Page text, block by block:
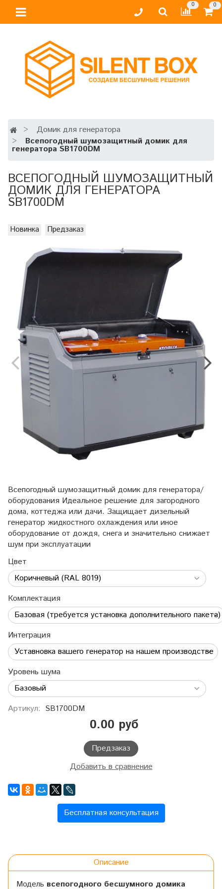
0 0
Домик для генератора
Всепогодный шумозащитный домик для
генератора SB1700DM
ВСЕПОГОДНЫЙ ШУМОЗАЩИТНЫЙ
ДОМИК ДЛЯ ГЕНЕРАТОРА
SB1700DM
Новинка Предзаказ
Всепогодный шумозащитный домик для генератора/
оборудования Идеальное решение для загородного
дома, коттеджа или дачи. Защищает дизельный
генератор жидкостного охлаждения или иное
оборудование от дождя, снега и значительно снижает
шум при эксплуатации
Цвет
Комплектация
Интеграция
Уровень шума
Артикул: SB1700DM
0.00 руб
Предзаказ
Добавить в сравнение
Бесплатная консультация
Описание
Модель всепогодного бесшумного домика